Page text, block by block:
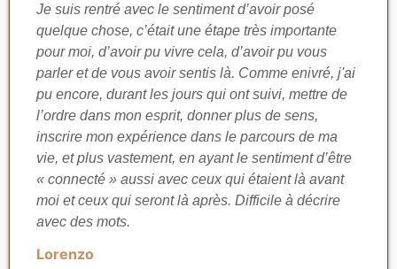
Je suis rentré avec le sentiment d’avoir posé
quelque chose, c’était une étape très importante
pour moi, d’avoir pu vivre cela, d’avoir pu vous
parler et de vous avoir sentis là. Comme enivré, j'ai
pu encore, durant les jours qui ont suivi, mettre de
l’ordre dans mon esprit, donner plus de sens,
inscrire mon expérience dans le parcours de ma
vie, et plus vastement, en ayant le sentiment d’être
« connecté » aussi avec ceux qui étaient là avant
moi et ceux qui seront là après. Difficile à décrire
avec des mots.
Lorenzo